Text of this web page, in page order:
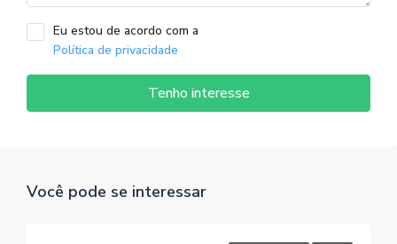
Eu estou de acordo com a
Política de privacidade
Tenho interesse
Você pode se interessar